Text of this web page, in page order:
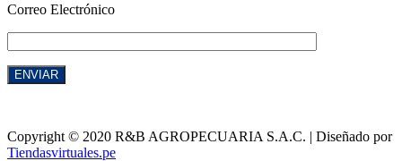
Correo Electrónico
Copyright © 2020 R&B AGROPECUARIA S.A.C. | Diseñado por
Tiendasvirtuales.pe